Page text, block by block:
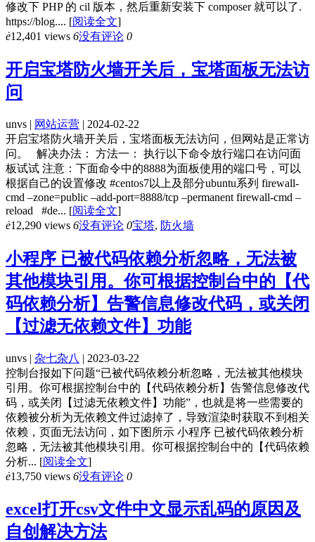
修改下 PHP 的 cil 版本，然后重新安装下 composer 就可以了.
https://blog.... [阅读全文]
ė12,401 views 6没有评论 0
开启宝塔防火墙开关后，宝塔面板无法访
问
unvs | 网站运营 | 2024-02-22
开启宝塔防火墙开关后，宝塔面板无法访问，但网站是正常访
问。 解决办法： 方法一： 执行以下命令放行端口在访问面
板试试 注意：下面命令中的8888为面板使用的端口号，可以
根据自己的设置修改 #centos7以上及部分ubuntu系列 firewall-
cmd –zone=public –add-port=8888/tcp –permanent firewall-cmd –
reload #de... [阅读全文]
ė12,290 views 6没有评论 0宝塔, 防火墙
小程序 已被代码依赖分析忽略，无法被
其他模块引用。你可根据控制台中的【代
码依赖分析】告警信息修改代码，或关闭
【过滤无依赖文件】功能
unvs | 杂七杂八 | 2023-03-22
控制台报如下问题“已被代码依赖分析忽略，无法被其他模块
引用。你可根据控制台中的【代码依赖分析】告警信息修改代
码，或关闭【过滤无依赖文件】功能”，也就是将一些需要的
依赖被分析为无依赖文件过滤掉了，导致渲染时获取不到相关
依赖，页面无法访问，如下图所示 小程序 已被代码依赖分析
忽略，无法被其他模块引用。你可根据控制台中的【代码依赖
分析... [阅读全文]
ė13,750 views 6没有评论 0
excel打开csv文件中文显示乱码的原因及
自创解决方法